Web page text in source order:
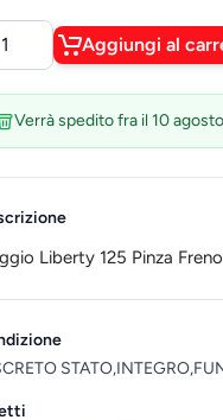
Aggiungi al
Verrà spedito fra il 10
Liberty 125 Pinza